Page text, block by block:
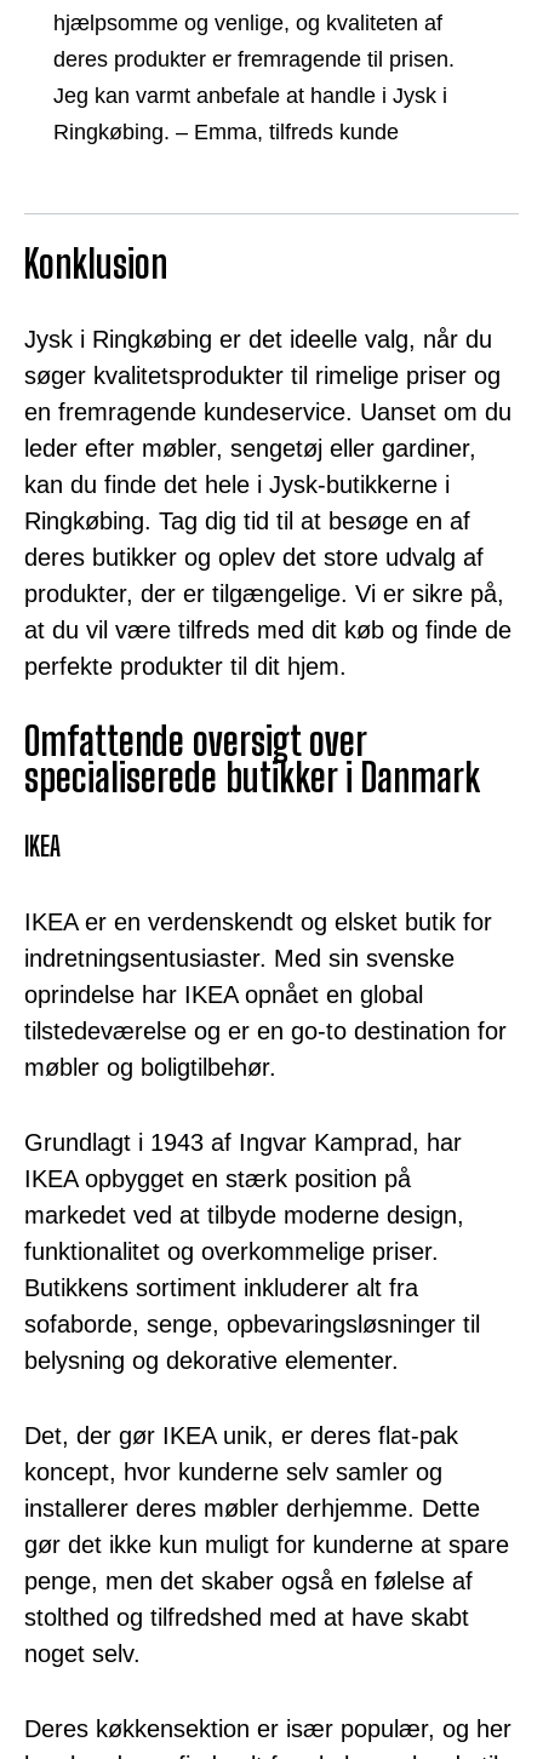
hjælpsomme og venlige, og kvaliteten af
deres produkter er fremragende til prisen.
Jeg kan varmt anbefale at handle i Jysk i
Ringkøbing. – Emma, tilfreds kunde
Konklusion
Jysk i Ringkøbing er det ideelle valg, når du
søger kvalitetsprodukter til rimelige priser og
en fremragende kundeservice. Uanset om du
leder efter møbler, sengetøj eller gardiner,
kan du finde det hele i Jysk-butikkerne i
Ringkøbing. Tag dig tid til at besøge en af
deres butikker og oplev det store udvalg af
produkter, der er tilgængelige. Vi er sikre på,
at du vil være tilfreds med dit køb og finde de
perfekte produkter til dit hjem.
Omfattende oversigt over
specialiserede butikker i Danmark
IKEA
IKEA er en verdenskendt og elsket butik for
indretningsentusiaster. Med sin svenske
oprindelse har IKEA opnået en global
tilstedeværelse og er en go-to destination for
møbler og boligtilbehør.
Grundlagt i 1943 af Ingvar Kamprad, har
IKEA opbygget en stærk position på
markedet ved at tilbyde moderne design,
funktionalitet og overkommelige priser.
Butikkens sortiment inkluderer alt fra
sofaborde, senge, opbevaringsløsninger til
belysning og dekorative elementer.
Det, der gør IKEA unik, er deres flat-pak
koncept, hvor kunderne selv samler og
installerer deres møbler derhjemme. Dette
gør det ikke kun muligt for kunderne at spare
penge, men det skaber også en følelse af
stolthed og tilfredshed med at have skabt
noget selv.
Deres køkkensektion er især populær, og her